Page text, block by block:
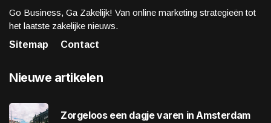
Go Business, Ga Zakelijk! Van online marketing strategieën tot
het laatste zakelijke nieuws.
Sitemap
Contact
Nieuwe artikelen
Zorgeloos een dagje varen in Amsterdam